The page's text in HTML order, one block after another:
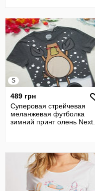
S
489 грн
Суперовая стрейчевая
меланжевая футболка
зимний принт олень Next.